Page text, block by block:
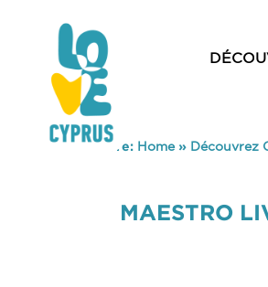
You are here: Home» Découvrez
MAESTRO